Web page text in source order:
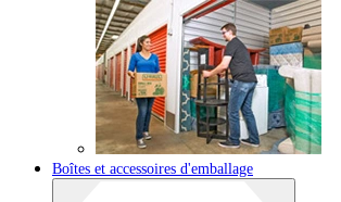
Boîtes et accessoires d'emballage